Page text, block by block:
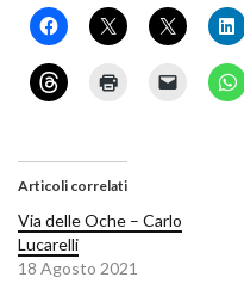
Articoli correlati
Via delle Oche – Carlo
Lucarelli
18 Agosto 2021